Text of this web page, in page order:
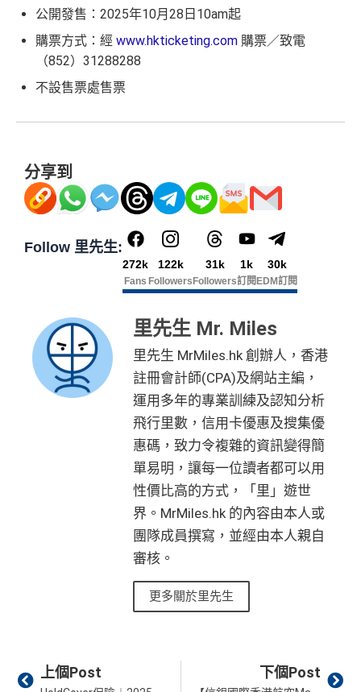
公開發售：2025年10月28日10am起
購票方式：經 www.hkticketing.com 購票／致電
（852）31288288
不設售票處售票
分享到
Follow 里先生:
272k
Fans
122k
Followers
31k
Followers
1k
訂閱
30k
EDM訂閱
里先生 Mr. Miles
里先生 MrMiles.hk 創辦人，香港
註冊會計師(CPA)及網站主編，
運用多年的專業訓練及認知分析
飛行里數，信用卡優惠及搜集優
惠碼，致力令複雜的資訊變得簡
單易明，讓每一位讀者都可以用
性價比高的方式，「里」遊世
界。MrMiles.hk 的內容由本人或
團隊成員撰寫，並經由本人親自
審核。
更多關於里先生
Prev
上個Post 下個Post